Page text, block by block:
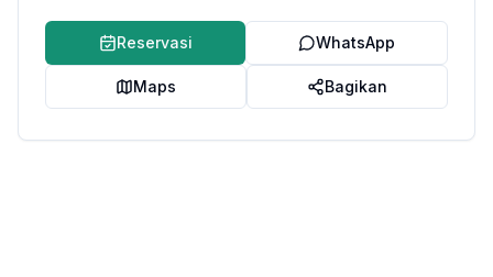
Reservasi WhatsApp
Maps Bagikan